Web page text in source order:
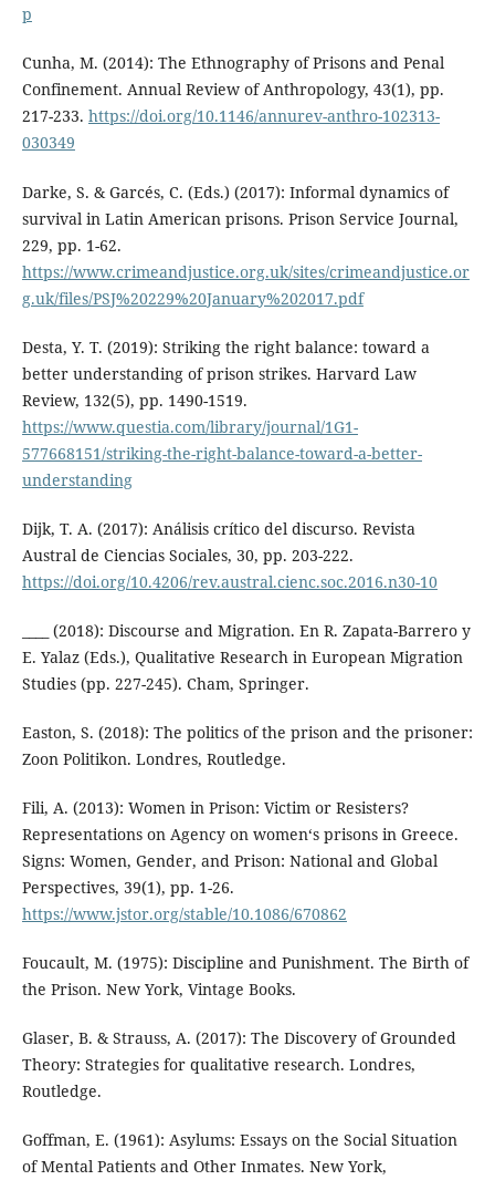
p
Cunha, M. (2014): The Ethnography of Prisons and Penal
Confinement. Annual Review of Anthropology, 43(1), pp.
217-233. https://doi.org/10.1146/annurev-anthro-102313-
030349
Darke, S. & Garcés, C. (Eds.) (2017): Informal dynamics of
survival in Latin American prisons. Prison Service Journal,
229, pp. 1-62.
https://www.crimeandjustice.org.uk/sites/crimeandjustice.or
g.uk/files/PSJ%20229%20January%202017.pdf
Desta, Y. T. (2019): Striking the right balance: toward a
better understanding of prison strikes. Harvard Law
Review, 132(5), pp. 1490-1519.
https://www.questia.com/library/journal/1G1-
577668151/striking-the-right-balance-toward-a-better-
understanding
Dijk, T. A. (2017): Análisis crítico del discurso. Revista
Austral de Ciencias Sociales, 30, pp. 203-222.
https://doi.org/10.4206/rev.austral.cienc.soc.2016.n30-10
____ (2018): Discourse and Migration. En R. Zapata-Barrero y
E. Yalaz (Eds.), Qualitative Research in European Migration
Studies (pp. 227-245). Cham, Springer.
Easton, S. (2018): The politics of the prison and the prisoner:
Zoon Politikon. Londres, Routledge.
Fili, A. (2013): Women in Prison: Victim or Resisters?
Representations on Agency on women‘s prisons in Greece.
Signs: Women, Gender, and Prison: National and Global
Perspectives, 39(1), pp. 1-26.
https://www.jstor.org/stable/10.1086/670862
Foucault, M. (1975): Discipline and Punishment. The Birth of
the Prison. New York, Vintage Books.
Glaser, B. & Strauss, A. (2017): The Discovery of Grounded
Theory: Strategies for qualitative research. Londres,
Routledge.
Goffman, E. (1961): Asylums: Essays on the Social Situation
of Mental Patients and Other Inmates. New York,